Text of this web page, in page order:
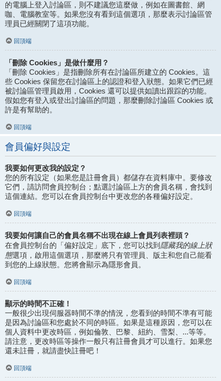
的電腦上登入討論區，則不建議您這麼做，例如在圖書館、網
咖、電腦教室等。如果您沒有看到這個選項，那麼表示討論區管
理員已經關閉了這項功能。
回頂端
「刪除 Cookies」是做什麼用？
「刪除 Cookies」是指刪除所有在討論區所建立的 Cookies。這
些 Cookies 保留您在討論區上的認證和登入狀態。如果它們已經
被討論區管理員啟用，Cookies 還可以提供如讀出跟踪的功能。
假如您有登入或登出討論區的問題，那麼刪除討論區 Cookies 或
許是有幫助的。
回頂端
會員偏好與設定
我要如何更改我的設定？
您的所有設定（如果您是註冊會員）都儲存在資料庫中。要修改
它們，請訪問會員控制台；點選討論區上方的會員名稱，會找到
這個連結。您可以在會員控制台中更改您的各種偏好設定。
回頂端
我要如何讓自己的會員名稱不出現在線上會員列表裡頭？
在會員控制台的「偏好設定」底下，您可以找到 隱藏我的線上狀
態選項，啟用這個選項，那麼將只有管理員、版主和您自己能看
到您的上線狀態。您將會顯示為隱形會員。
回頂端
顯示的時間不正確！
一般很少出現伺服器時間不準的情況，您看到的時間不準有可能
是因為討論區和您處於不同的時區。如果是這種原因，您可以在
個人資料中更改時區，例如倫敦、巴黎、紐約、雪梨、...等等。
請注意，更改時區等操作一般只有註冊會員才可以進行。如果您
還未註冊，就請盡快註冊吧！
回頂端